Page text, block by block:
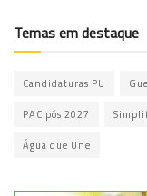
Temas em destaque
Candidaturas PU
PAC pós 2027
Água que Une